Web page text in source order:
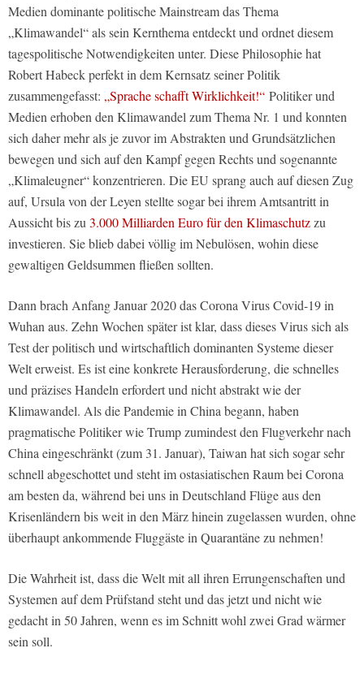
Medien dominante politische Mainstream das Thema
„Klimawandel“ als sein Kernthema entdeckt und ordnet diesem
tagespolitische Notwendigkeiten unter. Diese Philosophie hat
Robert Habeck perfekt in dem Kernsatz seiner Politik
zusammengefasst: „Sprache schafft Wirklichkeit!“ Politiker und
Medien erhoben den Klimawandel zum Thema Nr. 1 und konnten
sich daher mehr als je zuvor im Abstrakten und Grundsätzlichen
bewegen und sich auf den Kampf gegen Rechts und sogenannte
„Klimaleugner“ konzentrieren. Die EU sprang auch auf diesen Zug
auf, Ursula von der Leyen stellte sogar bei ihrem Amtsantritt in
Aussicht bis zu3.000 Milliarden Euro für den Klimaschutzzu
investieren. Sie blieb dabei völlig im Nebulösen, wohin diese
gewaltigen Geldsummen fließen sollten.
Dann brach Anfang Januar 2020 das Corona Virus Covid-19 in
Wuhan aus. Zehn Wochen später ist klar, dass dieses Virus sich als
Test der politisch und wirtschaftlich dominanten Systeme dieser
Welt erweist. Es ist eine konkrete Herausforderung, die schnelles
und präzises Handeln erfordert und nicht abstrakt wie der
Klimawandel. Als die Pandemie in China begann, haben
pragmatische Politiker wie Trump zumindest den Flugverkehr nach
China eingeschränkt (zum 31. Januar), Taiwan hat sich sogar sehr
schnell abgeschottet und steht im ostasiatischen Raum bei Corona
am besten da, während bei uns in Deutschland Flüge aus den
Krisenländern bis weit in den März hinein zugelassen wurden, ohne
überhaupt ankommende Fluggäste in Quarantäne zu nehmen!
Die Wahrheit ist, dass die Welt mit all ihren Errungenschaften und
Systemen auf dem Prüfstand steht und das jetzt und nicht wie
gedacht in 50 Jahren, wenn es im Schnitt wohl zwei Grad wärmer
sein soll.